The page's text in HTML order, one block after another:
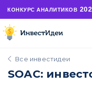
КОНКУРС АНАЛИТИКОВ
Все инвестидеи
SOAC: